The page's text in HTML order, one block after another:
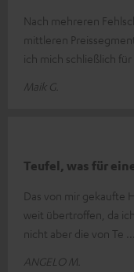
Nach mehreren
mittleren
ich mich schließlich für
Maik G.
Teufel, was für
Das von mir gekaufte
weit übertroffen, da
nicht aber die von Te
ANGELO M.